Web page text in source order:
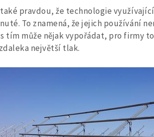
také pravdou, že technologie
To znamená, že jejich používání
s tím může nějak vypořádat, pro firmy
největší tlak.